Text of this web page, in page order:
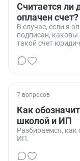
Считается ли
оплачен счет?
В случае, если я
подписан, каковы
такой счет
7 вопросов
Как
школой и ИП
Разбираемся, как
ИП.